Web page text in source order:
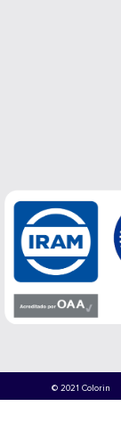
© 2021 Colorin